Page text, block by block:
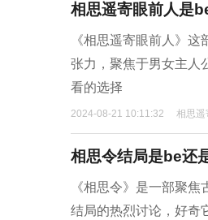
相思遥寄眼前人是
《相思遥寄眼前人》
张力，聚焦于男女主人
看的选择
2024-08-21 10:11:32 相思遥
相思令结局是be还
《相思令》是一部聚
结局的热烈讨论，好奇